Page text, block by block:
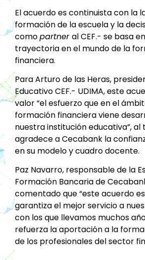
El acuerdo es continuista con la
formación de la escuela y la
comopartneral CEF.- se basa
trayectoria en el mundo de la
financiera.
Para Arturo de las Heras,
Educativo CEF.- UDIMA, este
valor “el esfuerzo que en el
formación financiera viene
nuestra institución educativa”, al
agradece a Cecabank la
en su modelo y cuadro docente.
Paz Navarro, responsable de la
Formación Bancaria de
comentado que “este acuerdo
garantiza el mejor servicio a
con los que llevamos muchos
refuerza la aportación a la
de los profesionales del sector